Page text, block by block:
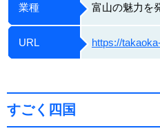
業種 富山の魅力を
URL https://
すごく四国